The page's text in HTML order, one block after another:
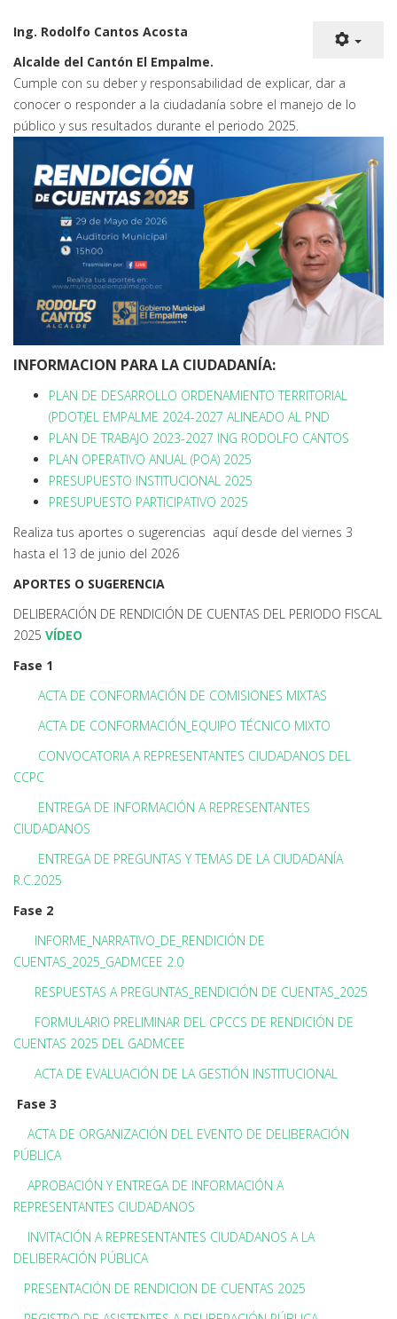
Ing. Rodolfo Cantos Acosta
Alcalde del Cantón El Empalme.
Cumple con su deber y responsabilidad de explicar, dar a
conocer o responder a la ciudadanía sobre el manejo de lo
público y sus resultados durante el periodo 2025.
INFORMACION PARA LA CIUDADANÍA:
PLAN DE DESARROLLO ORDENAMIENTO TERRITORIAL
(PDOT)EL EMPALME 2024-2027 ALINEADO AL PND
PLAN DE TRABAJO 2023-2027 ING RODOLFO CANTOS
PLAN OPERATIVO ANUAL (POA) 2025
PRESUPUESTO INSTITUCIONAL 2025
PRESUPUESTO PARTICIPATIVO 2025
Realiza tus aportes o sugerencias aquí desde del viernes 3
hasta el 13 de junio del 2026
APORTES O SUGERENCIA
DELIBERACIÓN DE RENDICIÓN DE CUENTAS DEL PERIODO FISCAL
2025 VÍDEO
Fase 1
ACTA DE CONFORMACIÓN DE COMISIONES MIXTAS
ACTA DE CONFORMACIÓN_EQUIPO TÉCNICO MIXTO
CONVOCATORIA A REPRESENTANTES CIUDADANOS DEL
CCPC
ENTREGA DE INFORMACIÓN A REPRESENTANTES
CIUDADANOS
ENTREGA DE PREGUNTAS Y TEMAS DE LA CIUDADANÍA
R.C.2025
Fase 2
INFORME_NARRATIVO_DE_RENDICIÓN DE
CUENTAS_2025_GADMCEE 2.0
RESPUESTAS A PREGUNTAS_RENDICIÓN DE CUENTAS_2025
FORMULARIO PRELIMINAR DEL CPCCS DE RENDICIÓN DE
CUENTAS 2025 DEL GADMCEE
ACTA DE EVALUACIÓN DE LA GESTIÓN INSTITUCIONAL
Fase 3
ACTA DE ORGANIZACIÓN DEL EVENTO DE DELIBERACIÓN
PÚBLICA
APROBACIÓN Y ENTREGA DE INFORMACIÓN A
REPRESENTANTES CIUDADANOS
INVITACIÓN A REPRESENTANTES CIUDADANOS A LA
DELIBERACIÓN PÚBLICA
PRESENTACIÓN DE RENDICION DE CUENTAS 2025